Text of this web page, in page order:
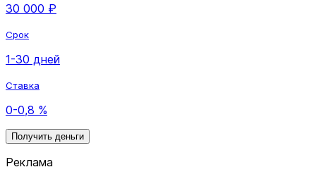
30 000 ₽
Срок
1-30 дней
Ставка
0-0,8 %
Получить деньги
Реклама